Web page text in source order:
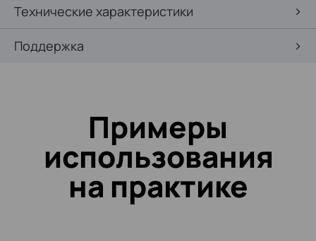
Технические характеристики
Поддержка
Примеры
использования
на практике